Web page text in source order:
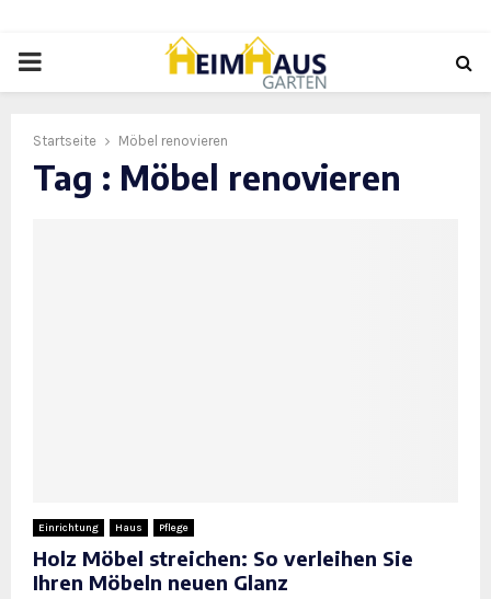
PRIMARY
Startseite Möbel renovieren
Tag : Möbel renovieren
Einrichtung Haus Pflege
Holz Möbel streichen: So verleihen Sie
Ihren Möbeln neuen Glanz